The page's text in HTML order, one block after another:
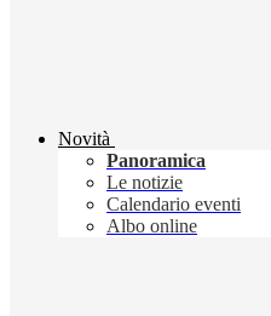
Novità
Panoramica
Le notizie
Calendario eventi
Albo online